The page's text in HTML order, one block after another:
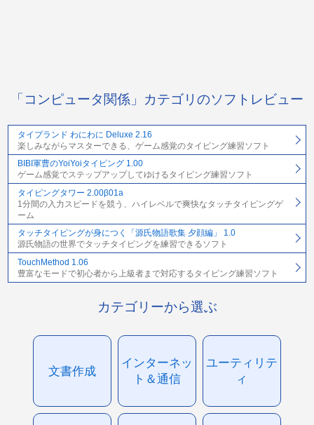
「コンピュータ関係」カテゴリのソフトレビュー
タイプランド わにわに Deluxe 2.16
楽しみながらマスターできる、ゲーム感覚のタイピング練習ソフト
BIBI軍曹のYoiYoiタイピング 1.00
ゲーム感覚でステップアップしてゆけるタイピング練習ソフト
タイピングタワー 2.00β01a
1分間の入力スピードを競う、ハイレベルで爽快なタッチタイピングゲ
ーム
タッチタイピングが身につく「源氏物語歌集 夕顔編」 1.0
源氏物語の世界でタッチタイピングを練習できるソフト
TouchMethod 1.06
豊富なモードで初心者から上級者まで対応するタイピング練習ソフト
カテゴリーから選ぶ
文書作成
インターネッ
ト＆通信
ユーティリテ
ィ